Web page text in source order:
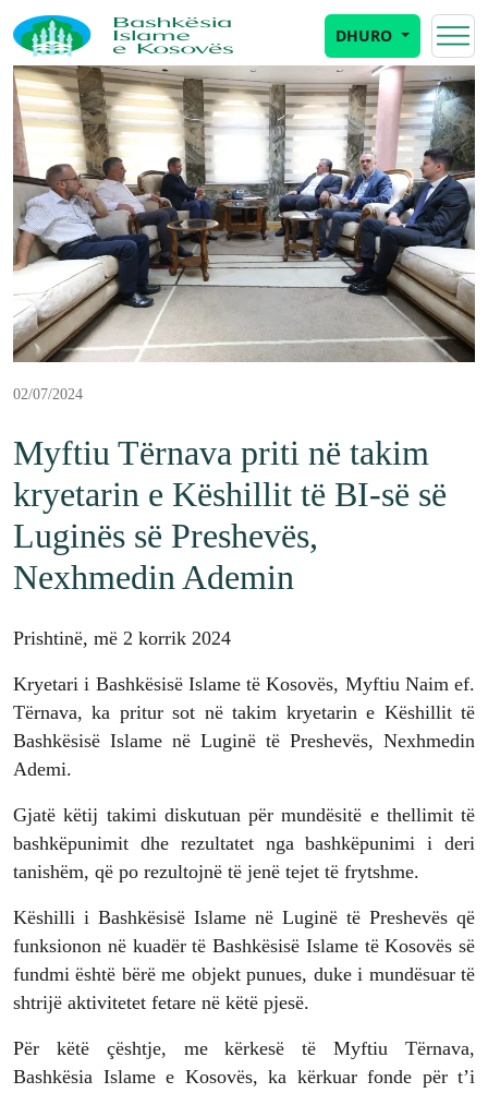
DHURO
02/07/2024
Myftiu Tërnava priti në takim
kryetarin e Këshillit të BI-së së
Luginës së Preshevës,
Nexhmedin Ademin
Prishtinë, më 2 korrik 2024
Kryetari i Bashkësisë Islame të Kosovës, Myftiu Naim ef.
Tërnava, ka pritur sot në takim kryetarin e Këshillit të
Bashkësisë Islame në Luginë të Preshevës, Nexhmedin
Ademi.
Gjatë këtij takimi diskutuan për mundësitë e thellimit të
bashkëpunimit dhe rezultatet nga bashkëpunimi i deri
tanishëm, që po rezultojnë të jenë tejet të frytshme.
Këshilli i Bashkësisë Islame në Luginë të Preshevës që
funksionon në kuadër të Bashkësisë Islame të Kosovës së
fundmi është bërë me objekt punues, duke i mundësuar të
shtrijë aktivitetet fetare në këtë pjesë.
Për këtë çështje, me kërkesë të Myftiu Tërnava,
Bashkësia Islame e Kosovës, ka kërkuar fonde për t’i